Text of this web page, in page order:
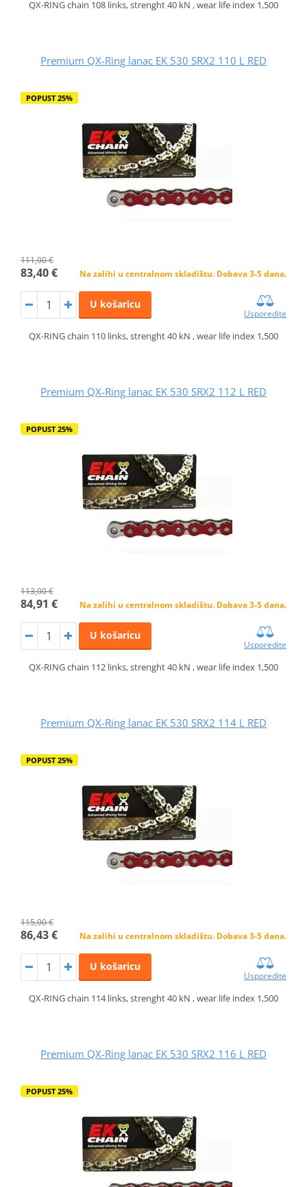
QX-RING chain 108 links, strenght 40 kN , wear life index 1,500
Premium QX-Ring lanac EK 530 SRX2 110 L RED
POPUST 25%
111,00 €
83,40 € Na zalihi u centralnom skladištu. Dobava 3-5 dana.
U košaricu
Usporedite
QX-RING chain 110 links, strenght 40 kN , wear life index 1,500
Premium QX-Ring lanac EK 530 SRX2 112 L RED
POPUST 25%
113,00 €
84,91 € Na zalihi u centralnom skladištu. Dobava 3-5 dana.
U košaricu
Usporedite
QX-RING chain 112 links, strenght 40 kN , wear life index 1,500
Premium QX-Ring lanac EK 530 SRX2 114 L RED
POPUST 25%
115,00 €
86,43 € Na zalihi u centralnom skladištu. Dobava 3-5 dana.
U košaricu
Usporedite
QX-RING chain 114 links, strenght 40 kN , wear life index 1,500
Premium QX-Ring lanac EK 530 SRX2 116 L RED
POPUST 25%